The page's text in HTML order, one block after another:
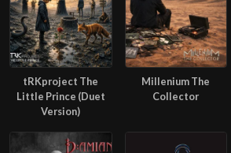
tRKproject The
Little Prince (Duet
Version)
Millenium The
Collector